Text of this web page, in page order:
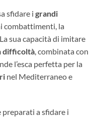
sfidare i grandi
combattimenti, la
sua capacità di imitare
difficoltà , combinata con
l’esca perfetta per la
nel Mediterraneo e
preparati a sfidare i